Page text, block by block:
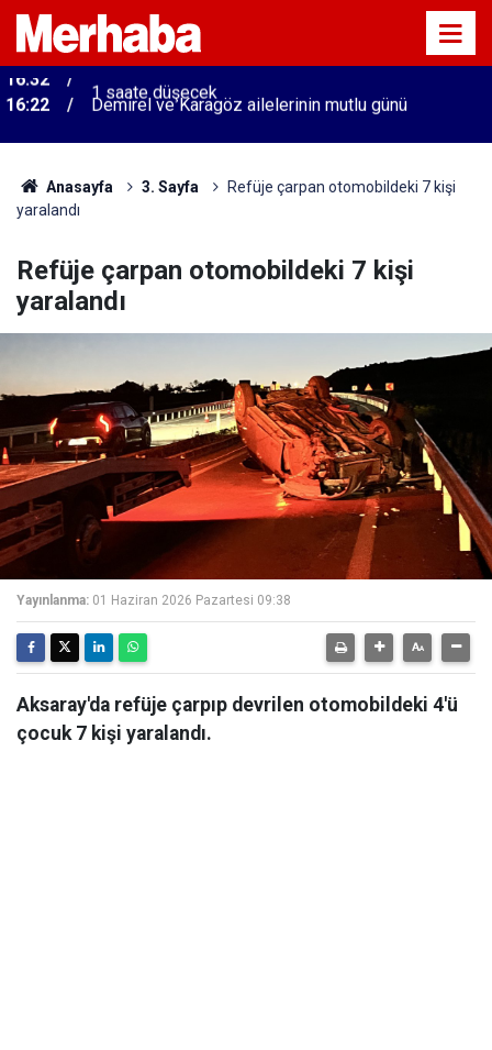
16:22 Demirel ve Karagöz ailelerinin mutlu günü
Anasayfa 3. Sayfa
Refüje çarpan otomobildeki 7 kişi
yaralandı
Refüje çarpan otomobildeki 7 kişi
yaralandı
Yayınlanma: 01 Haziran 2026 Pazartesi 09:38
Aksaray'da refüje çarpıp devrilen otomobildeki 4'ü
çocuk 7 kişi yaralandı.